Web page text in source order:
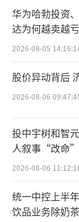
不过，
方”品牌，
理职务之后
技有限公
浙江铁定溜
查查显示
0%股份，
华为哈勃投资
达为何越卖越亏
2026-08-05
股价异动背后
2026-08-06
投中宇树和智
人叙事“改命”
2026-08-06
统一中控上半
饮品业务除奶